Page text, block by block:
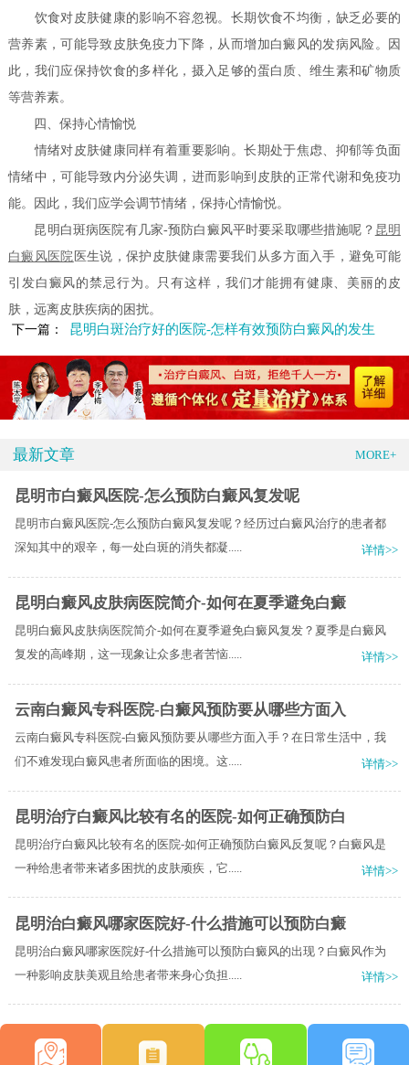
饮食对皮肤健康的影响不容忽视。长期饮食不均衡，缺乏必要的
营养素，可能导致皮肤免疫力下降，从而增加白癜风的发病风险。因
此，我们应保持饮食的多样化，摄入足够的蛋白质、维生素和矿物质
等营养素。
四、保持心情愉悦
情绪对皮肤健康同样有着重要影响。长期处于焦虑、抑郁等负面
情绪中，可能导致内分泌失调，进而影响到皮肤的正常代谢和免疫功
能。因此，我们应学会调节情绪，保持心情愉悦。
昆明白斑病医院有几家-预防白癜风平时要采取哪些措施呢？ 昆明
白癜风医院 医生说，保护皮肤健康需要我们从多方面入手，避免可能
引发白癜风的禁忌行为。只有这样，我们才能拥有健康、美丽的皮
肤，远离皮肤疾病的困扰。
下一篇：
昆明白斑治疗好的医院-怎样有效预防白癜风的发生
最新文章 MORE+
昆明市白癜风医院-怎么预防白癜风复发呢
昆明市白癜风医院-怎么预防白癜风复发呢？经历过白癜风治疗的患者都
深知其中的艰辛，每一处白斑的消失都凝.....
详情>>
昆明白癜风皮肤病医院简介-如何在夏季避免白癜
昆明白癜风皮肤病医院简介-如何在夏季避免白癜风复发？夏季是白癜风
复发的高峰期，这一现象让众多患者苦恼.....
详情>>
云南白癜风专科医院-白癜风预防要从哪些方面入
云南白癜风专科医院-白癜风预防要从哪些方面入手？在日常生活中，我
们不难发现白癜风患者所面临的困境。这.....
详情>>
昆明治疗白癜风比较有名的医院-如何正确预防白
昆明治疗白癜风比较有名的医院-如何正确预防白癜风反复呢？白癜风是
一种给患者带来诸多困扰的皮肤顽疾，它.....
详情>>
昆明治白癜风哪家医院好-什么措施可以预防白癜
昆明治白癜风哪家医院好-什么措施可以预防白癜风的出现？白癜风作为
一种影响皮肤美观且给患者带来身心负担.....
详情>>